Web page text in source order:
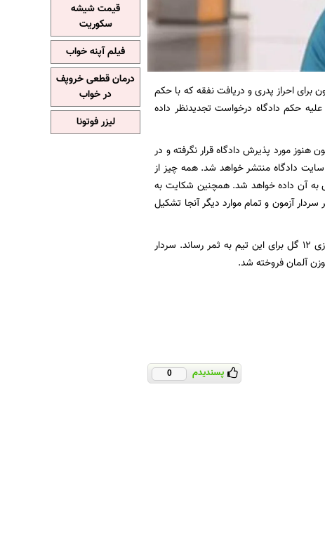
برای احراز پدری و دریافت نفقه که با حکم
حکم دادگاه درخواست تجدیدنظر داده
هنوز مورد پذیرش دادگاه قرار نگرفته و در
دادگاه منتشر خواهد شد. همه چیز از
به آن داده خواهد شد. همچنین شکایت به
آزمون و تمام موارد دیگر آنجا تشکیل
سردار آزمون در سال‌های 2013 تا 2016 و 2017 تا 2018 در تیم روبین‌کازان بازی کرد. او در 67 بازی 12 گل برای این تیم به ثمر رساند. سردار
آلمان فروخته شد.
پسندیدم 0
قیمت شیشه
سکوریت
فیلم آپنه خواب
درمان قطعی خروپف
در خواب
لیزر فوتونا